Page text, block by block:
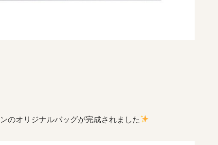
のオリジナルバッグが完成されました